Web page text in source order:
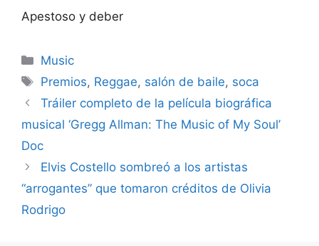
Apestoso y deber
Categories
Music
Tags
Premios, Reggae, salón de baile, soca
Tráiler completo de la película biográfica
musical ‘Gregg Allman: The Music of My Soul’
Doc
Elvis Costello sombreó a los artistas
“arrogantes” que tomaron créditos de Olivia
Rodrigo